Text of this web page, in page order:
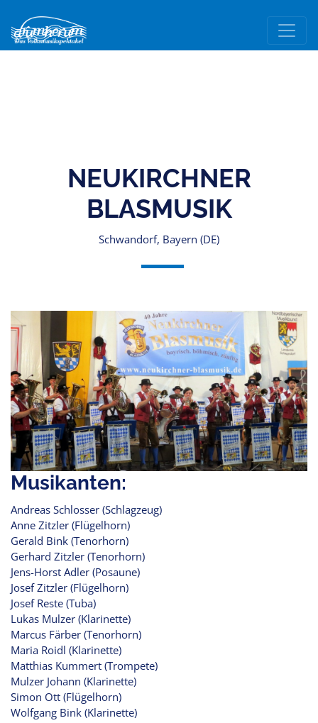
NEUKIRCHNER
BLASMUSIK
Schwandorf, Bayern (DE)
Musikanten:
Andreas Schlosser (Schlagzeug)
Anne Zitzler (Flügelhorn)
Gerald Bink (Tenorhorn)
Gerhard Zitzler (Tenorhorn)
Jens-Horst Adler (Posaune)
Josef Zitzler (Flügelhorn)
Josef Reste (Tuba)
Lukas Mulzer (Klarinette)
Marcus Färber (Tenorhorn)
Maria Roidl (Klarinette)
Matthias Kummert (Trompete)
Mulzer Johann (Klarinette)
Simon Ott (Flügelhorn)
Wolfgang Bink (Klarinette)